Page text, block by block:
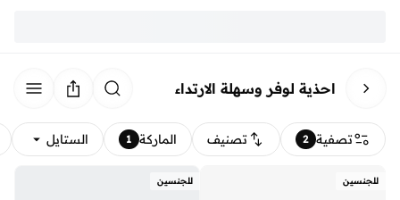
احذية لوفر وسهلة الارتداء
تصفية 2 تصنيف الماركة 1 الستايل
للجنسين للجنسين